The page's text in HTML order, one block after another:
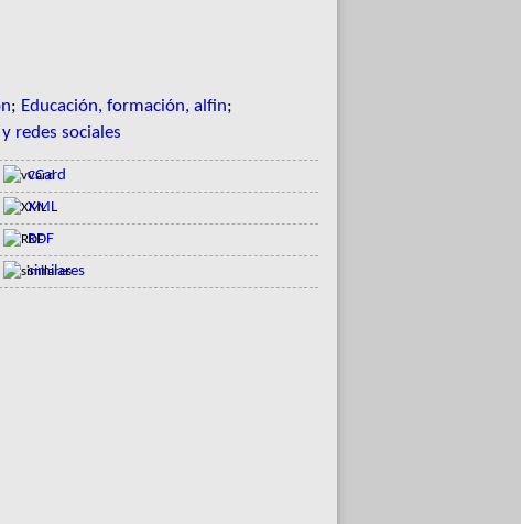
; Educación, formación, alfin;
redes sociales
vCard
XML
RDF
similares